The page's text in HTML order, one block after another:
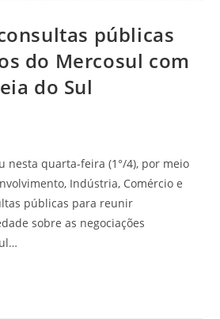
públicas
do Mercosul com
do Sul
nesta quarta-feira (1°/4), por meio
Indústria, Comércio e
públicas para reunir
sobre as negociações